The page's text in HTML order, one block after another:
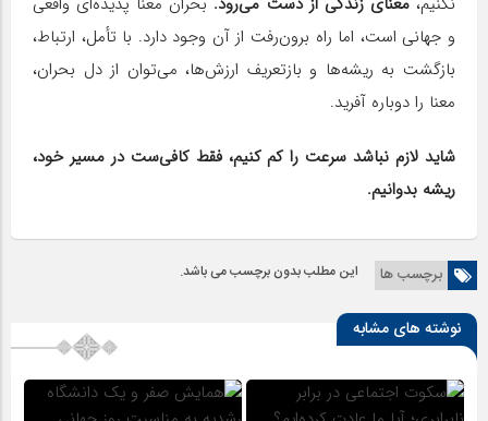
و جهانی است، اما راه برون‌رفت از آن وجود دارد. با تأمل، ارتباط،
بازگشت به ریشه‌ها و بازتعریف ارزش‌ها، می‌توان از دل بحران،
معنا را دوباره آفرید.
شاید لازم نباشد سرعت را کم کنیم، فقط کافی‌ست در مسیر خود،
ریشه بدوانیم.
برچسب ها این مطلب بدون برچسب می باشد.
نوشته های مشابه